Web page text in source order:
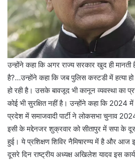
उन्होंने कहा कि अगर राज्य सरकार खुद ही मानती
है?…उन्होंने कहा कि जब पुलिस कस्टडी में हत्या
हो रही है। उसके बावजूद भी कानून व्यवस्था का
कोई भी सुरक्षित नहीं है। उन्होंने कहा कि 2024 में
प्रदेश में समाजवादी पार्टी ने लोकसभा चुनाव
इसी के मद्देनजर शुक्रवार को सीतापुर में सपा के
हुई। ये प्रशिक्षण शिविर नैमिषारण्य में है और
दूसरे दिन राष्ट्रीय अध्यक्ष अखिलेश यादव इस